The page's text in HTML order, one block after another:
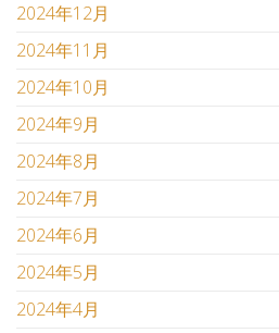
2024年12月
2024年11月
2024年10月
2024年9月
2024年8月
2024年7月
2024年6月
2024年5月
2024年4月